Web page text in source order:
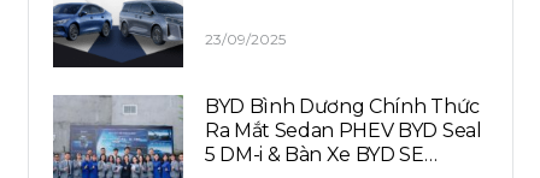
23/09/2025
BYD Bình Dương Chính Thức
Ra Mắt Sedan PHEV BYD Seal
5 DM-i & Bàn Xe BYD SE…